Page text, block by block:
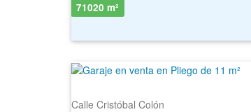
71020 m²
Calle Cristóbal Colón